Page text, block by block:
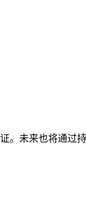
未来也将通过